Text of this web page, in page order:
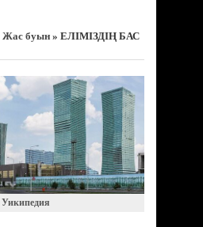
Жас буын » ЕЛІМІЗДІҢ БАС
Уикипедия